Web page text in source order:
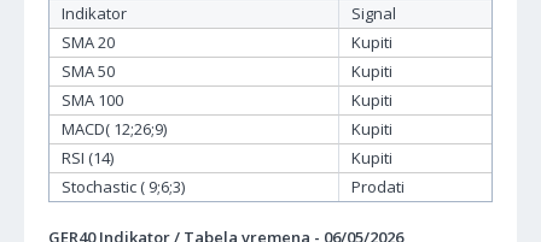
Indikator
Signal
SMA 20
Kupiti
SMA 50
Kupiti
SMA 100
Kupiti
MACD( 12;26;9)
Kupiti
RSI (14)
Kupiti
Stochastic ( 9;6;3)
Prodati
GER40 Indikator / Tabela vremena - 06/05/2026